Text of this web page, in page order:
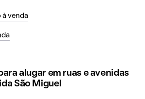
à venda
alugar em ruas e avenidas
São Miguel